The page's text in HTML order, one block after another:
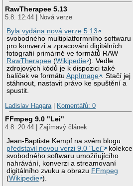
RawTherapee 5.13
5.8. 12:44 | Nová verze
Byla vydána nová verze 5.13
svobodného multiplatformního softwaru
pro konverzi a zpracování digitálních
fotografií primárně ve formátů RAW
RawTherapee (Wikipedie ). Vedle
zdrojových kódů je k dispozici také
balíček ve formátuAppImage . Stačí jej
stáhnout, nastavit právo ke spuštění a
spustit.
Ladislav Hagara| Komentářů: 0
FFmpeg 9.0 "Lei"
4.8. 20:44 | Zajímavý článek
Jean-Baptiste Kempf na svém blogu
představil novou verzi 9.0 "Lei"
kolekce
svobodného softwaru umožňujícího
nahrávání, konverzi a streamovaní
digitálního zvuku a obrazu FFmpeg
(Wikipedie ).